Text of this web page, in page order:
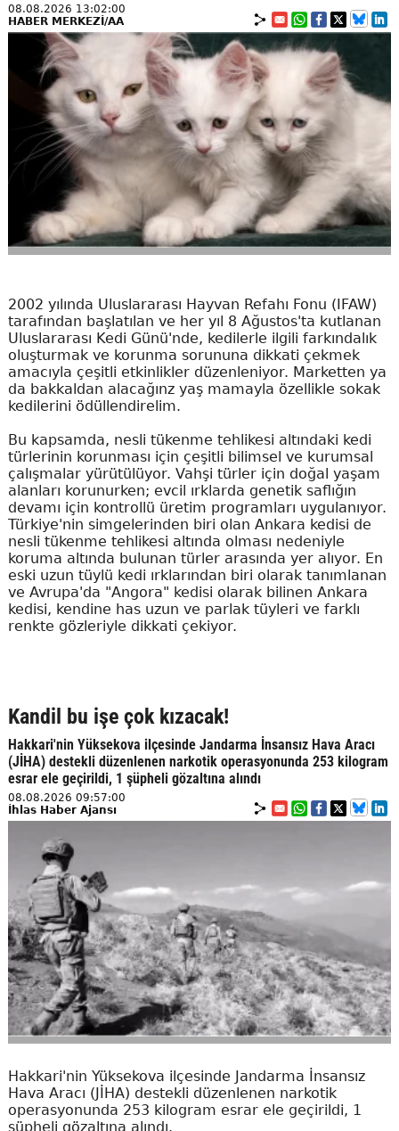
08.08.2026 13:02:00
HABER MERKEZİ/AA
2002 yılında Uluslararası Hayvan Refahı Fonu (IFAW)
tarafından başlatılan ve her yıl 8 Ağustos'ta kutlanan
Uluslararası Kedi Günü'nde, kedilerle ilgili farkındalık
oluşturmak ve korunma sorununa dikkati çekmek
amacıyla çeşitli etkinlikler düzenleniyor. Marketten ya
da bakkaldan alacağınz yaş mamayla özellikle sokak
kedilerini ödüllendirelim.
Bu kapsamda, nesli tükenme tehlikesi altındaki kedi
türlerinin korunması için çeşitli bilimsel ve kurumsal
çalışmalar yürütülüyor. Vahşi türler için doğal yaşam
alanları korunurken; evcil ırklarda genetik saflığın
devamı için kontrollü üretim programları uygulanıyor.
Türkiye'nin simgelerinden biri olan Ankara kedisi de
nesli tükenme tehlikesi altında olması nedeniyle
koruma altında bulunan türler arasında yer alıyor. En
eski uzun tüylü kedi ırklarından biri olarak tanımlanan
ve Avrupa'da "Angora" kedisi olarak bilinen Ankara
kedisi, kendine has uzun ve parlak tüyleri ve farklı
renkte gözleriyle dikkati çekiyor.
Kandil bu işe çok kızacak!
Hakkari'nin Yüksekova ilçesinde Jandarma İnsansız Hava Aracı
(JİHA) destekli düzenlenen narkotik operasyonunda 253 kilogram
esrar ele geçirildi, 1 şüpheli gözaltına alındı
08.08.2026 09:57:00
İhlas Haber Ajansı
Hakkari'nin Yüksekova ilçesinde Jandarma İnsansız
Hava Aracı (JİHA) destekli düzenlenen narkotik
operasyonunda 253 kilogram esrar ele geçirildi, 1
şüpheli gözaltına alındı.